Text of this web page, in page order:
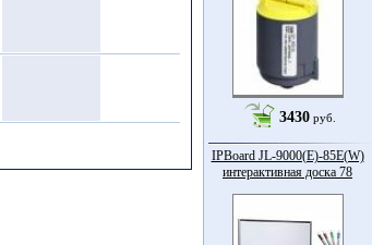
3430 руб.
IPBoard JL-9000(E)-85Е(W)
интерактивная доска 78